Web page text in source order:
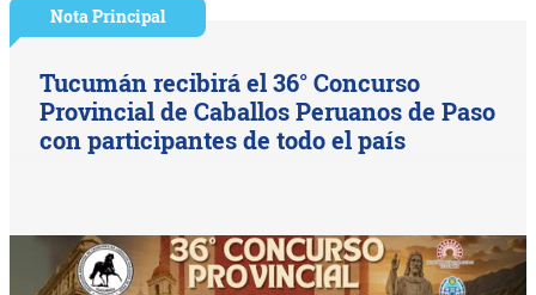
Nota Principal
Tucumán recibirá el 36° Concurso
Provincial de Caballos Peruanos de Paso
con participantes de todo el país